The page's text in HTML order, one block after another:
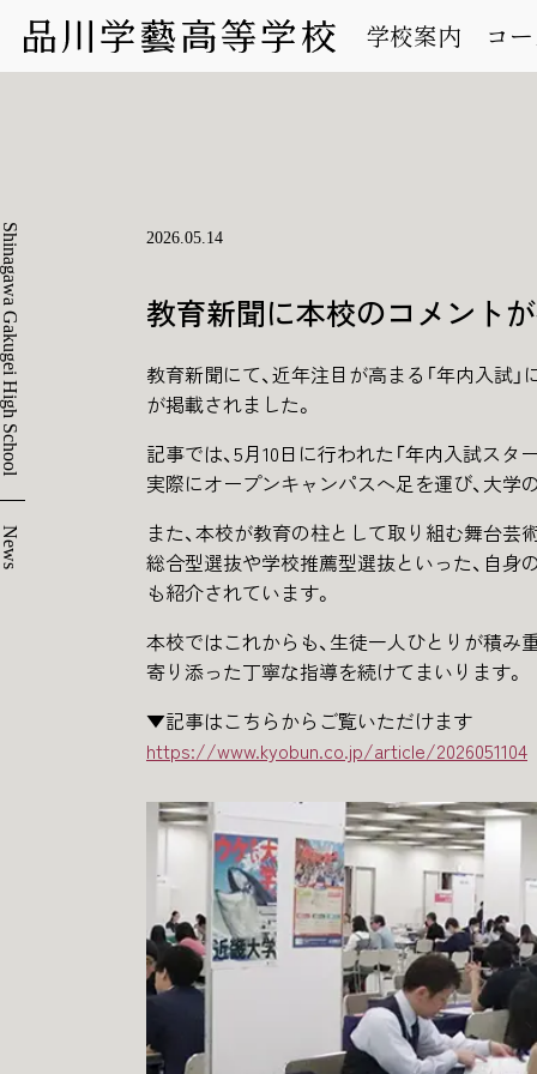
2026.05.14
教育新聞に本校のコメント
教育新聞にて、近年注目が高まる「年内入試
が掲載されました。
記事では、5月10日に行われた「年内入試ス
実際にオープンキャンパスへ足を運び、大
また、本校が教育の柱として取り組む舞台芸
総合型選抜や学校推薦型選抜といった、自
も紹介されています。
本校ではこれからも、生徒一人ひとりが積
寄り添った丁寧な指導を続けてまいります。
▼記事はこちらからご覧いただけます
https://www.kyobun.co.jp/article/2026051104
Shinagawa Gakugei High School
News
学校案内 コ